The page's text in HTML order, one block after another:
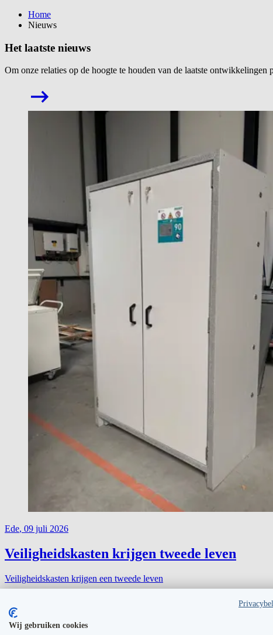
Home
Nieuws
Het laatste nieuws
Om onze relaties op de hoogte te houden van de laatste
Ede, 09 juli 2026
Veiligheidskasten krijgen tweede leven
Veiligheidskasten krijgen een tweede leven
Lees meer
Wij gebruiken cookies